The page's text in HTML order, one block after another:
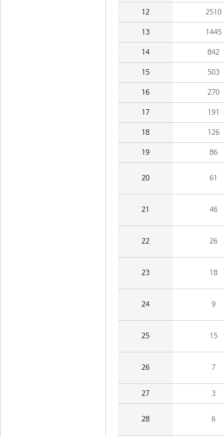
12 2510
13 1445
14 842
15 503
16 270
17 191
18 126
19 86
20 61
21 46
22 26
23 18
24 9
25 15
26 7
27 3
28 6